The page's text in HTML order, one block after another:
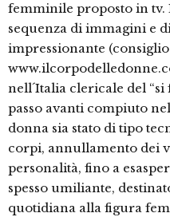
femminile proposto in tv.
sequenza di immagini e
impressionante
nell´Italia clericale del “si
passo avanti compiuto
donna sia stato di tipo
corpi, annullamento dei
personalità, fino a
spesso umiliante,
quotidiana alla figura